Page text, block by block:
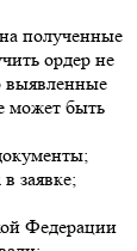
полученные
ордер не
выявленные
может быть
заявке;
Федерации